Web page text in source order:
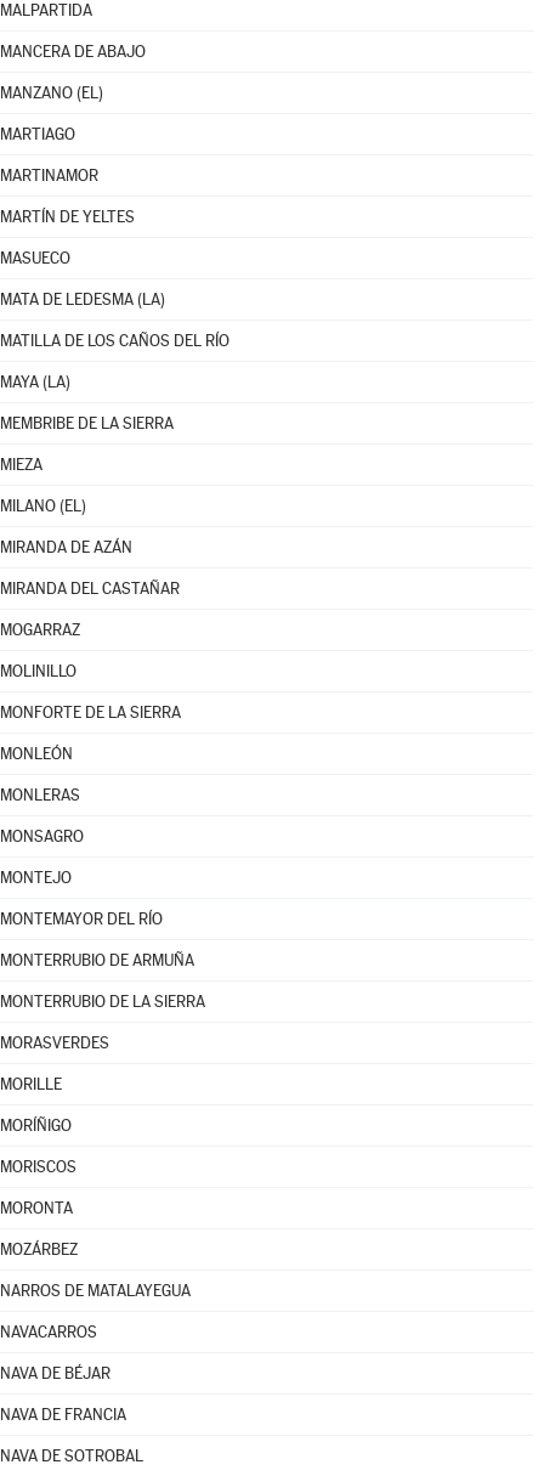
MALPARTIDA
MANCERA DE ABAJO
MANZANO (EL)
MARTIAGO
MARTINAMOR
MARTÍN DE YELTES
MASUECO
MATA DE LEDESMA (LA)
MATILLA DE LOS CAÑOS DEL RÍO
MAYA (LA)
MEMBRIBE DE LA SIERRA
MIEZA
MILANO (EL)
MIRANDA DE AZÁN
MIRANDA DEL CASTAÑAR
MOGARRAZ
MOLINILLO
MONFORTE DE LA SIERRA
MONLEÓN
MONLERAS
MONSAGRO
MONTEJO
MONTEMAYOR DEL RÍO
MONTERRUBIO DE ARMUÑA
MONTERRUBIO DE LA SIERRA
MORASVERDES
MORILLE
MORÍÑIGO
MORISCOS
MORONTA
MOZÁRBEZ
NARROS DE MATALAYEGUA
NAVACARROS
NAVA DE BÉJAR
NAVA DE FRANCIA
NAVA DE SOTROBAL